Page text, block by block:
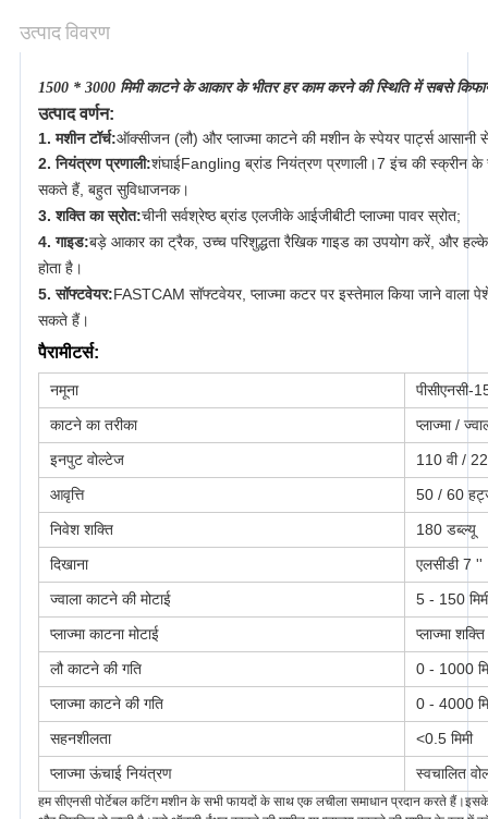
उत्पाद विवरण
1500 * 3000 मिमी काटने के आकार के भीतर हर काम करने की स्थिति में सबसे
उत्पाद वर्णन:
1. मशीन टॉर्च:ऑक्सीजन (लौ) और प्लाज्मा काटने की मशीन के स्पेयर पार्ट्स
2. नियंत्रण प्रणाली:शंघाईFangling ब्रांड नियंत्रण प्रणाली।7 इंच की स्क्रीन के
सकते हैं, बहुत सुविधाजनक।
3. शक्ति का स्रोत:चीनी सर्वश्रेष्ठ ब्रांड एलजीके आईजीबीटी प्लाज्मा पावर स्रोत;
4. गाइड:बड़े आकार का ट्रैक, उच्च परिशुद्धता रैखिक गाइड का उपयोग करें, और
होता है।
5. सॉफ्टवेयर:FASTCAM सॉफ्टवेयर, प्लाज्मा कटर पर इस्तेमाल किया जाने वाला
सकते हैं।
पैरामीटर्स:
नमूना पीसीएनसी-
काटने का तरीका प्लाज्मा /
इनपुट वोल्टेज 110 वी /
आवृत्ति 50 / 60
निवेश शक्ति 180 डब्ल्यू
दिखाना एलसीडी 7 ''
ज्वाला काटने की मोटाई 5 - 150
प्लाज्मा काटना मोटाई प्लाज्मा
लौ काटने की गति
0 - 1000
प्लाज्मा काटने की गति
0 - 4000
सहनशीलता <0.5 मिमी
प्लाज्मा ऊंचाई नियंत्रण स्वचालित
हम सीएनसी पोर्टेबल कटिंग मशीन के सभी फायदों के साथ एक लचीला समाधान प्रदान करते